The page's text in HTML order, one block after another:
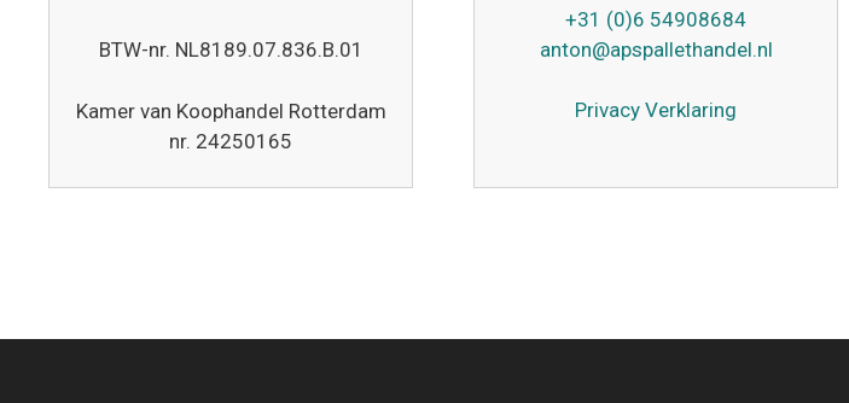
BTW-nr. NL8189.07.836.B.01
Kamer van Koophandel Rotterdam
nr. 24250165
+31 (0)6 54908684
anton@apspallethandel.nl
Privacy Verklaring